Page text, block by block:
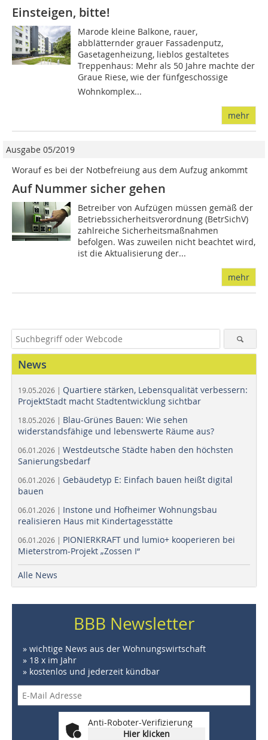
Einsteigen, bitte!
Marode kleine Balkone, rauer,
abblätternder grauer Fassadenputz,
Gasetagenheizung, lieblos gestaltetes
Treppenhaus: Mehr als 50 Jahre machte der
Graue Riese, wie der fünfgeschossige
Wohnkomplex...
mehr
Ausgabe 05/2019
Worauf es bei der Notbefreiung aus dem Aufzug ankommt
Auf Nummer sicher gehen
Betreiber von Aufzügen müssen gemäß der
Betriebssicherheitsverordnung (BetrSichV)
zahlreiche Sicherheitsmaßnahmen
befolgen. Was zuweilen nicht beachtet wird,
ist die Aktualisierung der...
mehr
News
19.05.2026 | Quartiere stärken, Lebensqualität verbessern:
ProjektStadt macht Stadtentwicklung sichtbar
18.05.2026 | Blau-Grünes Bauen: Wie sehen
widerstandsfähige und lebenswerte Räume aus?
06.01.2026 | Westdeutsche Städte haben den höchsten
Sanierungsbedarf
06.01.2026 | Gebäudetyp E: Einfach bauen heißt digital
bauen
06.01.2026 | Instone und Hofheimer Wohnungsbau
realisieren Haus mit Kindertagesstätte
06.01.2026 | PIONIERKRAFT und lumio+ kooperieren bei
Mieterstrom-Projekt „Zossen I“
Alle News
BBB Newsletter
» wichtige News aus der Wohnungswirtschaft
» 18 x im Jahr
» kostenlos und jederzeit kündbar
Anti-Roboter-Verifizierung
Hier klicken